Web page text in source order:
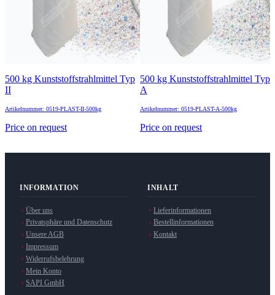
500 kg Kunststoffstrahlmittel Typ
II
Artikelnummer: 0519-PLAST-II-500kg
Price on request
500 kg Kunststoffstrahlmittel Typ
A
Artikelnummer: 0519-PLAST-A-500kg
Price on request
INFORMATION
Über uns
Privatsphäre und Datenschutz
Unsere AGB
Impressum
Widerrufsbelehrung
Mein Konto
SAPI GmbH
INHALT
Lieferinformationen
Bestellinformationen
Kontakt